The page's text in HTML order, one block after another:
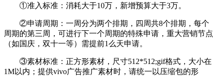
①准入标准：消耗大于10万，新增预算大于3万。
②申请周期：一周分为两个排期，四周共8个排期，每个
周期的第三周，可进行下一个周期的特殊申请，重大营销节点
（如国庆，双十一等）需提前1么天申请。
③素材标准：正方形素材，尺寸512*512;gif格式，大小在
1M以内；提供vivo广告推广素材时，请统一以压缩包的形